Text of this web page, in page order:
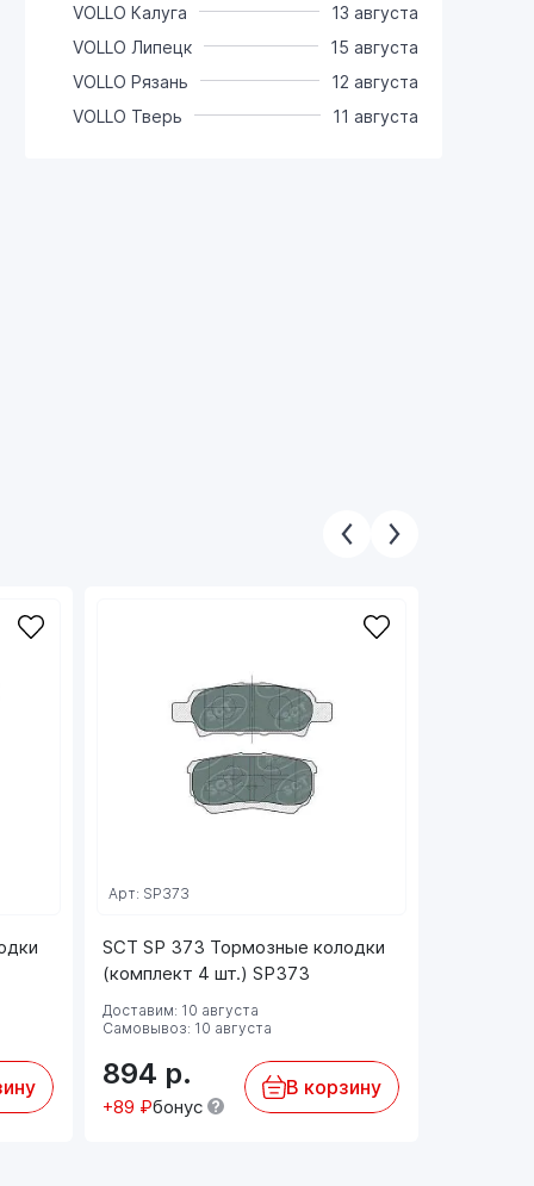
VOLLO Калуга
13 августа
VOLLO Липецк
15 августа
VOLLO Рязань
12 августа
VOLLO Тверь
11 августа
SCT SP 373 Тормозные колодки
(комплект 4 шт.) SP373
Арт: SP373
Доставим: 10 августа
Самовывоз: 10 августа
894 р.
+89 ₽бонус
В корзину